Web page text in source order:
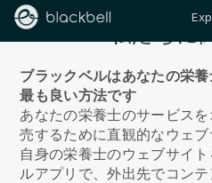
ブラックベルはあなたの栄
最も良い方法です
あなたの栄養士のサービス
売するために直観的なウェ
自身の栄養士のウェブサイト
ルアプリで、外出先でコン